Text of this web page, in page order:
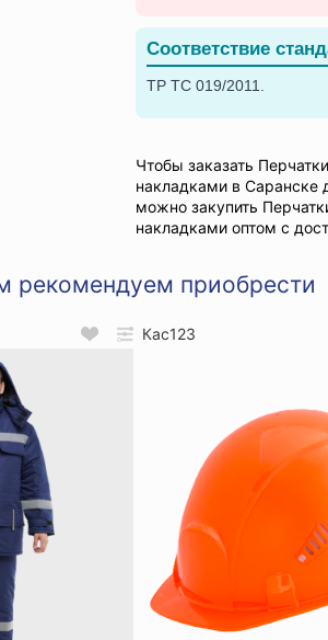
Соответствие
ТР ТС 019/2011.
Чтобы заказать
накладками в Саранске
можно закупить
накладками оптом с
рекомендуем приобрести
Кас123